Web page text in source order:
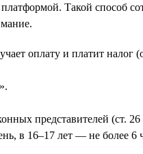
Такой способ
оплату и платит
представителей (ст.
в 16–17 лет — не более